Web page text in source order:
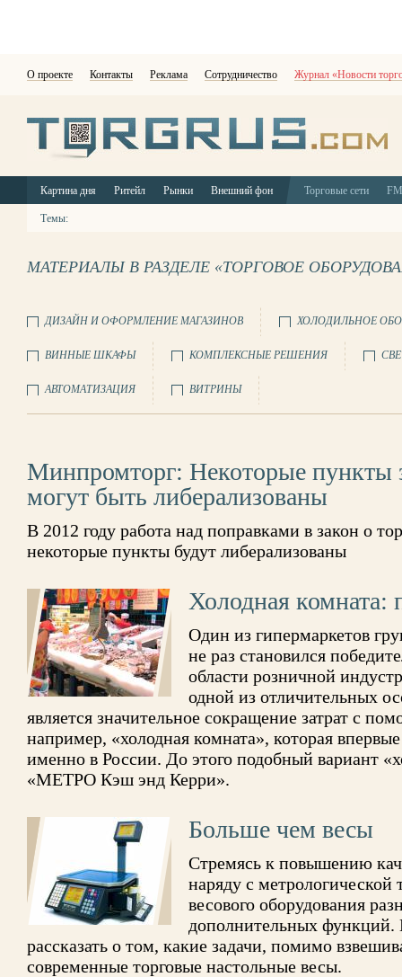
О проекте Контакты Реклама Сотрудничество Журнал «Новости
Картина дня Ритейл Рынки Внешний фон Торговые сети
Темы:
МАТЕРИАЛЫ В РАЗДЕЛЕ «ТОРГОВОЕ
ДИЗАЙН И ОФОРМЛЕНИЕ МАГАЗИНОВ ХОЛОДИЛЬНОЕ
ВИННЫЕ ШКАФЫ КОМПЛЕКСНЫЕ РЕШЕНИЯ
АВТОМАТИЗАЦИЯ ВИТРИНЫ
Минпромторг: Некоторые пункты
могут быть либерализованы
В 2012 году работа над поправками в закон о
некоторые пункты будут либерализованы
Холодная комната:
Один из гипермаркетов
не раз становился
области розничной
одной из отличительных
является значительное сокращение затрат с
например, «холодная комната», которая
именно в России. До этого подобный вариант
«МЕТРО Кэш энд Керри».
Больше чем весы
Стремясь к повышению
наряду с метрологической
весового оборудования
дополнительных функций.
рассказать о том, какие задачи, помимо
современные торговые настольные весы.